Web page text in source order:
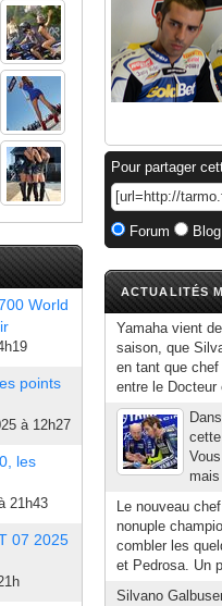
World
points
à 12h27
les
21h43
07 2025
Pour partager
Forum
ACTUALITÉS
Yamaha vient
saison, que
en tant que
entre le
Le nouveau
nonuple
combler les
et Pedrosa. Un
Silvano